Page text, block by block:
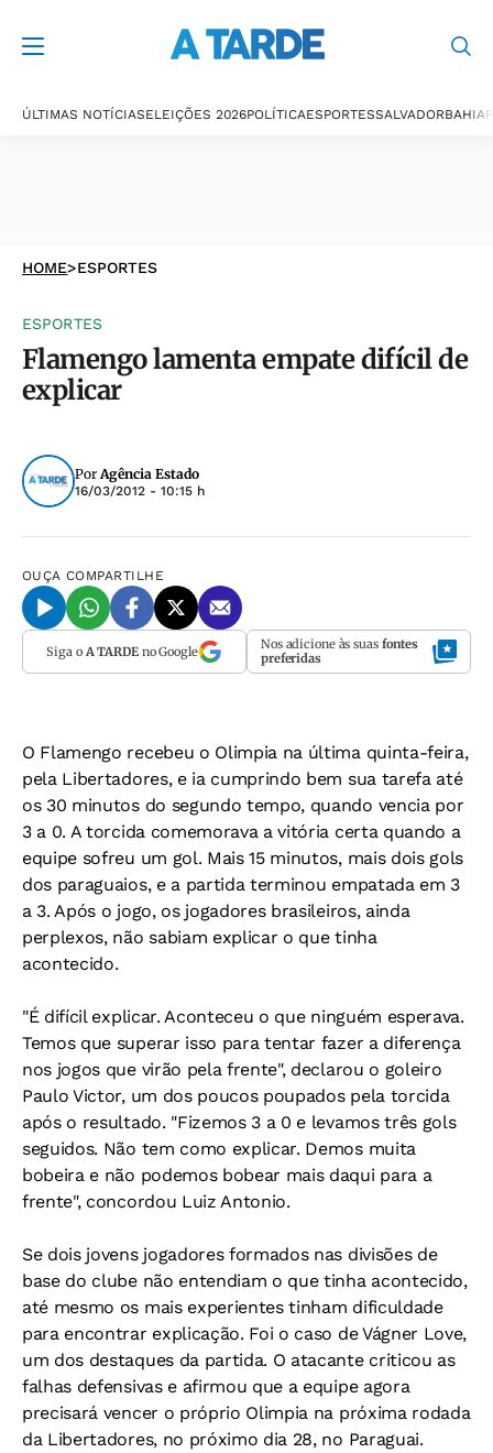
ÚLTIMAS NOTÍCIASELEIÇÕES 2026POLÍTICAESPORTESSALVADORBAHIA
HOME>ESPORTES
ESPORTES
Flamengo lamenta empate difícil de
explicar
PorAgência Estado
16/03/2012 - 10:15 h
OUÇA COMPARTILHE
Siga o A TARDEno Google Nos adicione às suas fontes
preferidas
O Flamengo recebeu o Olimpia na última quinta-feira,
pela Libertadores, e ia cumprindo bem sua tarefa até
os 30 minutos do segundo tempo, quando vencia por
3 a 0. A torcida comemorava a vitória certa quando a
equipe sofreu um gol. Mais 15 minutos, mais dois gols
dos paraguaios, e a partida terminou empatada em 3
a 3. Após o jogo, os jogadores brasileiros, ainda
perplexos, não sabiam explicar o que tinha
acontecido.
"É difícil explicar. Aconteceu o que ninguém esperava.
Temos que superar isso para tentar fazer a diferença
nos jogos que virão pela frente", declarou o goleiro
Paulo Victor, um dos poucos poupados pela torcida
após o resultado. "Fizemos 3 a 0 e levamos três gols
seguidos. Não tem como explicar. Demos muita
bobeira e não podemos bobear mais daqui para a
frente", concordou Luiz Antonio.
Se dois jovens jogadores formados nas divisões de
base do clube não entendiam o que tinha acontecido,
até mesmo os mais experientes tinham dificuldade
para encontrar explicação. Foi o caso de Vágner Love,
um dos destaques da partida. O atacante criticou as
falhas defensivas e afirmou que a equipe agora
precisará vencer o próprio Olimpia na próxima rodada
da Libertadores, no próximo dia 28, no Paraguai.